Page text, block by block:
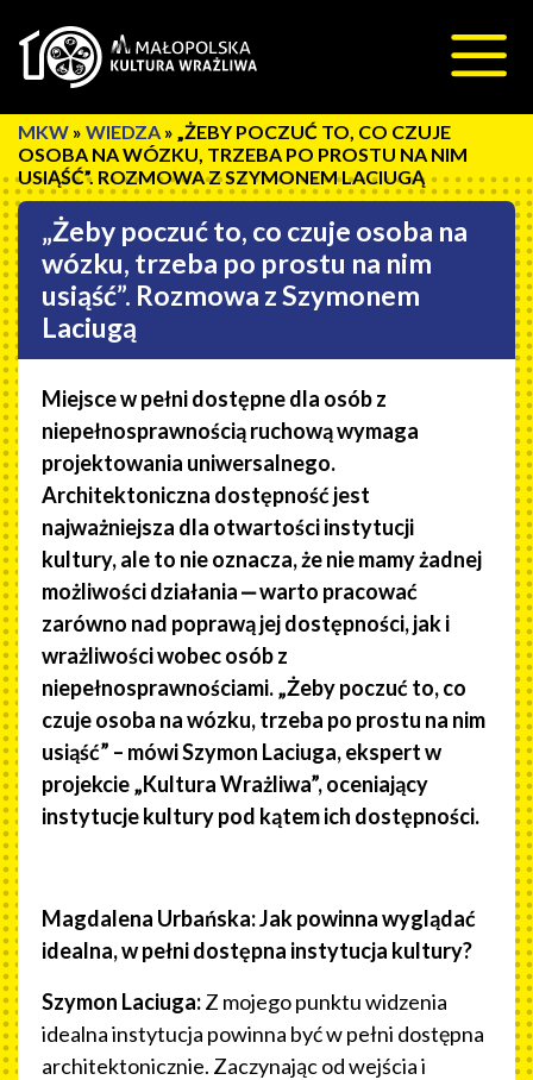
» WIEDZA » „ŻEBY POCZUĆ TO, CO CZUJE
OSOBA NA WÓZKU, TRZEBA PO PROSTU NA NIM
USIĄŚĆ”. ROZMOWA Z SZYMONEM LACIUGĄ
„Żeby poczuć to, co czuje osoba na
wózku, trzeba po prostu na nim
usiąść”. Rozmowa z Szymonem
Laciugą
Miejsce w pełni dostępne dla osób z
niepełnosprawnością ruchową wymaga
projektowania uniwersalnego.
Architektoniczna dostępność jest
najważniejsza dla otwartości instytucji
kultury, ale to nie oznacza, że nie mamy żadnej
możliwości działania‒ warto pracować
zarówno nad poprawą jej dostępności, jak i
wrażliwości wobec osób z
niepełnosprawnościami. „Żeby poczuć to, co
czuje osoba na wózku, trzeba po prostu na nim
usiąść” – mówi Szymon Laciuga, ekspert w
projekcie „Kultura Wrażliwa”, oceniający
instytucje kultury pod kątem ich dostępności.
Magdalena Urbańska: Jak powinna wyglądać
idealna, w pełni dostępna instytucja kultury?
Szymon Laciuga:Z mojego punktu widzenia
idealna instytucja powinna być w pełni dostępna
architektonicznie. Zaczynając od wejścia i